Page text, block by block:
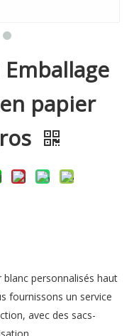
papier
blanc personnalisés haut
fournissons un service
avec des sacs-